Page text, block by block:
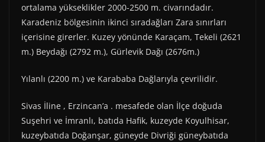
ortalama yükseklikler 2000-2500 m. civarındadır.
Karadeniz bölgesinin ikinci sıradağları Zara sınırları
içerisine girerler. Kuzey yönünde Karaçam, Tekeli (2621
m.) Beydağı (2792 m.), Gürlevik Dağı (2676m.)
Yılanlı (2200 m.) ve Karababa Dağlarıyla çevrilidir.
Sivas İline , Erzincan’a . mesafede olan İlçe doğuda
Suşehri ve İmranlı, batıda Hafik, kuzeyde Koyulhisar,
kuzeybatıda Doğanşar, güneyde Divriği güneybatıda